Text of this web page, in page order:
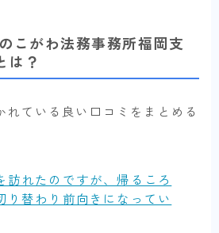
こがわ法務事務所福岡支
は？
れている良い口コミをまとめる
訪れたのですが、帰るころ
り替わり前向きになってい